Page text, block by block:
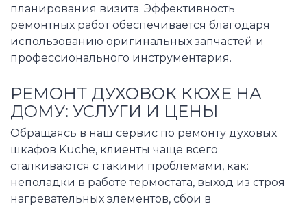
планирования визита. Эффективность
ремонтных работ обеспечивается благодаря
использованию оригинальных запчастей и
профессионального инструментария.
РЕМОНТ ДУХОВОК КЮХЕ НА
ДОМУ: УСЛУГИ И ЦЕНЫ
Обращаясь в наш сервис по ремонту духовых
шкафов Kuche, клиенты чаще всего
сталкиваются с такими проблемами, как:
неполадки в работе термостата, выход из строя
нагревательных элементов, сбои в